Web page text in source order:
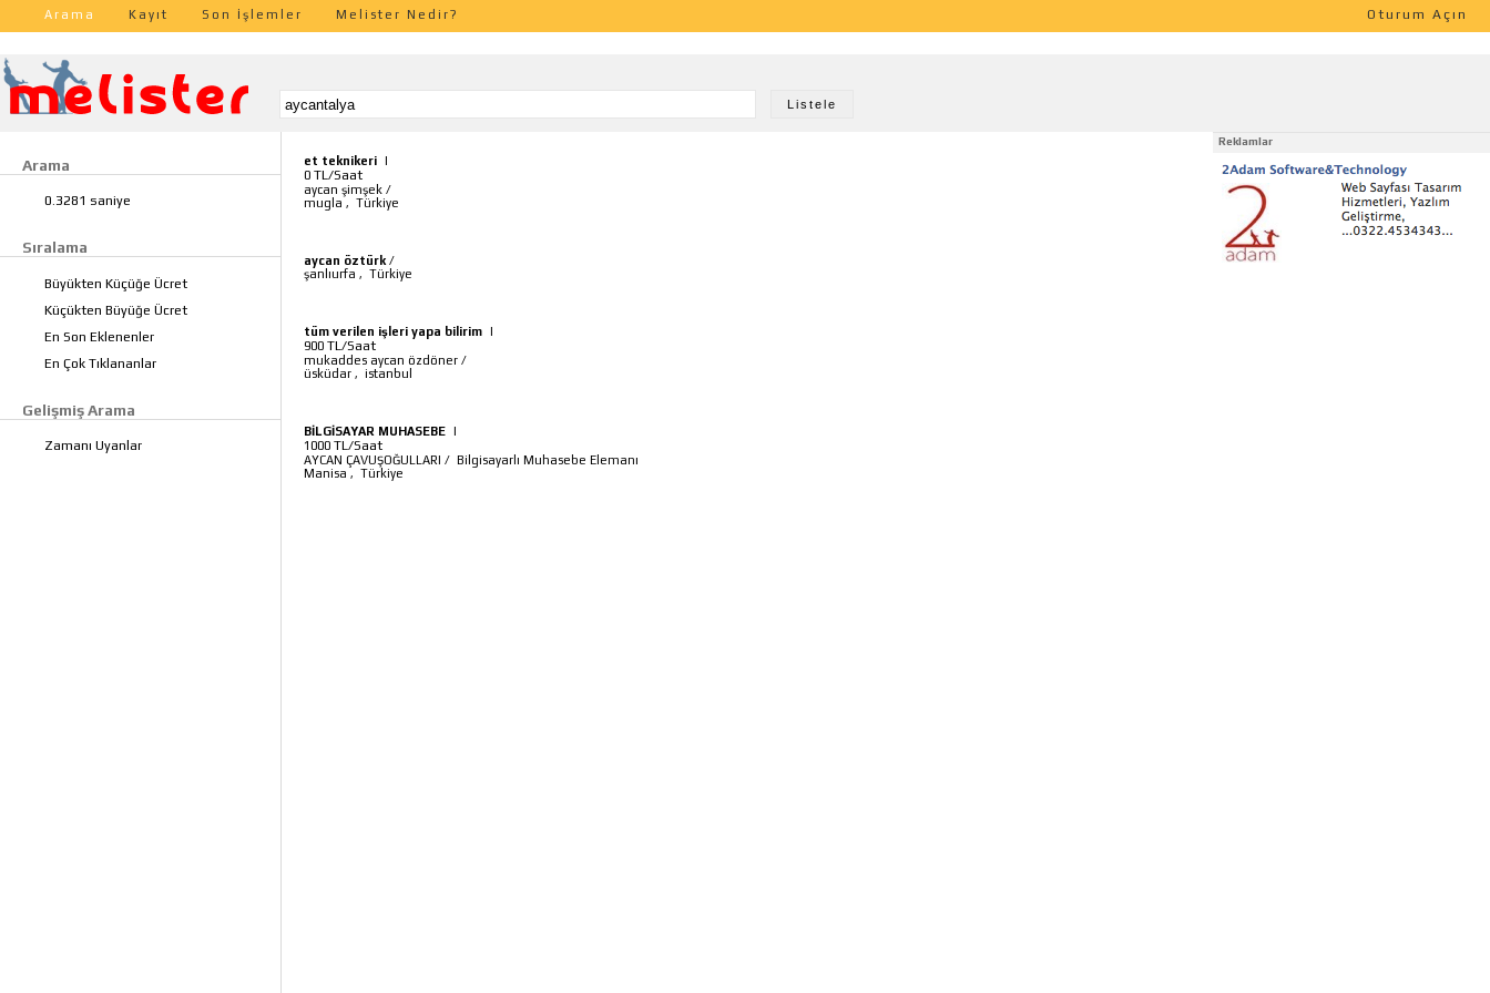
Arama Kayıt Son İşlemler Melister Nedir? Oturum Açın
Arama
0.3281 saniye
Sıralama
Büyükten Küçüğe Ücret
Küçükten Büyüğe Ücret
En Son Eklenenler
En Çok Tıklananlar
Gelişmiş Arama
Zamanı Uyanlar
et teknikeri |
0 TL/Saat
aycan şimşek /
mugla , Türkiye
aycan öztürk /
şanlıurfa , Türkiye
tüm verilen işleri yapa bilirim |
900 TL/Saat
mukaddes aycan özdöner /
üsküdar , istanbul
BİLGİSAYAR MUHASEBE |
1000 TL/Saat
AYCAN ÇAVUŞOĞULLARI / Bilgisayarlı Muhasebe Elemanı
Manisa , Türkiye
Reklamlar